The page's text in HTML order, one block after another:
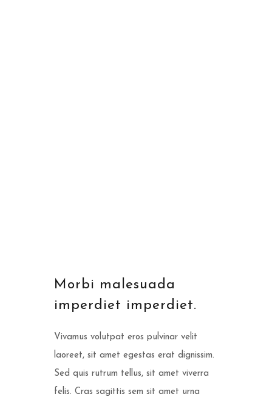
Morbi malesuada
imperdiet imperdiet.
Vivamus volutpat eros pulvinar velit
laoreet, sit amet egestas erat dignissim.
Sed quis rutrum tellus, sit amet viverra
felis. Cras sagittis sem sit amet urna